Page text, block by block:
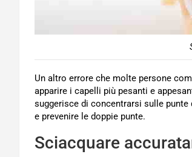
Un altro errore che molte persone
apparire i capelli più pesanti e
suggerisce di concentrarsi sulle
e prevenire le doppie punte.
Sciacquare